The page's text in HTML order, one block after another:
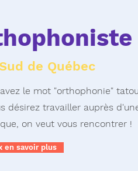
de Québec
le mot "orthophonie"
désirez travailler auprès
on veut vous rencontrer !
en savoir plus